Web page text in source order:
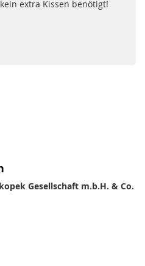
extra Kissen benötigt!
Gesellschaft m.b.H. & Co.